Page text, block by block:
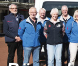
Zum
primären
Inhalt
springen
Zum
sekundären
Inhalt
springenBürgerbus
Bürgerbus Kreuztal –